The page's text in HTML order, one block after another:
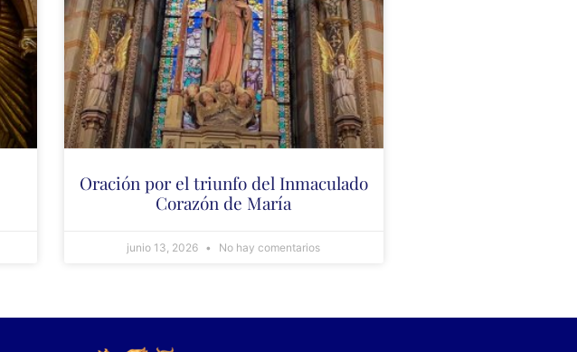
Oración por el triunfo del Inmaculado
Corazón de María
junio 13, 2026 No hay comentarios